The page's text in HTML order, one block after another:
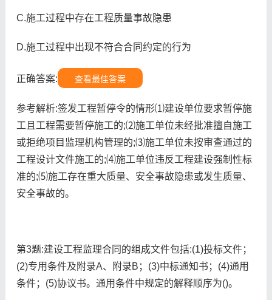
C.施工过程中存在工程质量事故隐患
D.施工过程中出现不符合合同约定的行为
正确答案: 查看最佳答案
参考解析:签发工程暂停令的情形⑴建设单位要求暂停施
工且工程需要暂停施工的;⑵施工单位未经批准擅自施工
或拒绝项目监理机构管理的;⑶施工单位未按审查通过的
工程设计文件施工的;⑷施工单位违反工程建设强制性标
准的;⑸施工存在重大质量、安全事故隐患或发生质量、
安全事故的。
第3题:建设工程监理合同的组成文件包括:(1)投标文件；
(2)专用条件及附录A、附录B；(3)中标通知书；(4)通用
条件；(5)协议书。通用条件中规定的解释顺序为()。